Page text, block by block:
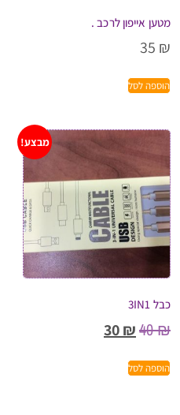
מטען אייפון לרכב .
35 ₪
הוספה לסל
מבצע!
כבל 3IN1
40₪
30₪
הוספה לסל